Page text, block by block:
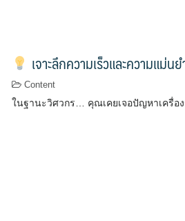
เจาะลึกความเร็วและความแม่
Content
ในฐานะวิศวกร… คุณเคยเจอปัญหาเครื่